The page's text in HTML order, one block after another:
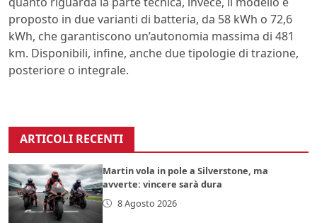
proposto in due varianti di batteria, da 58 kWh o 72,6
kWh, che garantiscono un’autonomia massima di 481
km. Disponibili, infine, anche due tipologie di trazione,
posteriore o integrale.
ARTICOLI RECENTI
Martin vola in pole a Silverstone, ma
avverte: vincere sarà dura
8 Agosto 2026